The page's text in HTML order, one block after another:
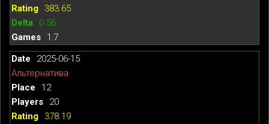
383.65
0.56
1:7
2025-06-15
Альтернатива
12
20
378.19